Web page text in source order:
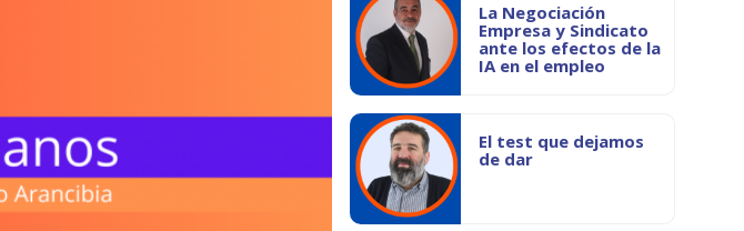
La Negociación
Empresa y Sindicato
ante los efectos de la
IA en el empleo
El test que dejamos
de dar